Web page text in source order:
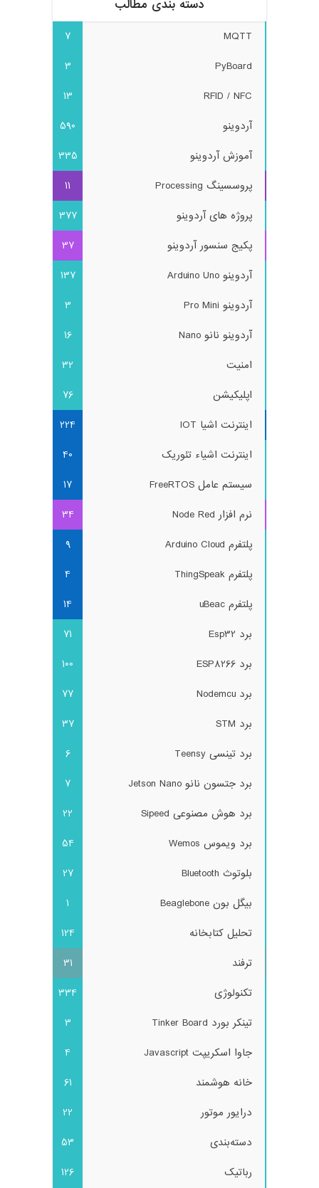
دسته بندی مطالب
MQTT
7
PyBoard
3
RFID / NFC
13
آردوینو
590
آموزش آردوینو
335
پروسسینگ Processing
11
پروژه های آردوینو
377
پکیج سنسور آردوینو
37
آردوینو Arduino Uno
137
آردوینو Pro Mini
3
آردوینو نانو Nano
16
امنیت
32
اپلیکیشن
76
اینترنت اشیا IOT
224
اینترنت اشیاء تئوریک
40
سیستم عامل FreeRTOS
17
نرم افزار Node Red
34
پلتفرم Arduino Cloud
9
پلتفرم ThingSpeak
4
پلتفرم uBeac
14
برد Esp32
71
برد ESP8266
100
برد Nodemcu
77
برد STM
37
برد تینسی Teensy
6
برد جتسون نانو Jetson Nano
7
برد هوش مصنوعی Sipeed
22
برد ویموس Wemos
54
بلوتوث Bluetooth
27
بیگل بون Beaglebone
1
تحلیل کتابخانه
124
ترفند
31
تکنولوژی
334
تینکر بورد Tinker Board
3
جاوا اسکریپت Javascript
4
خانه هوشمند
61
درایور موتور
22
دسته‌بندی
53
رباتیک
126